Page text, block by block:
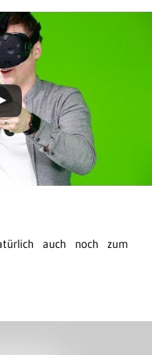
auch noch zum